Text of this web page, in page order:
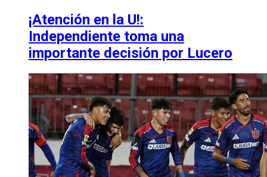
¡Atención en la U!:
Independiente toma una
importante decisión por Lucero